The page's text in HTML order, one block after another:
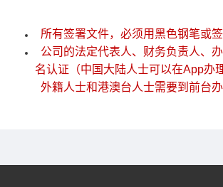
所有签署文件，必须用黑色钢笔或
公司的法定代表人、财务负责人、
名认证（中国大陆人士可以在App办理
外籍人士和港澳台人士需要到前台办